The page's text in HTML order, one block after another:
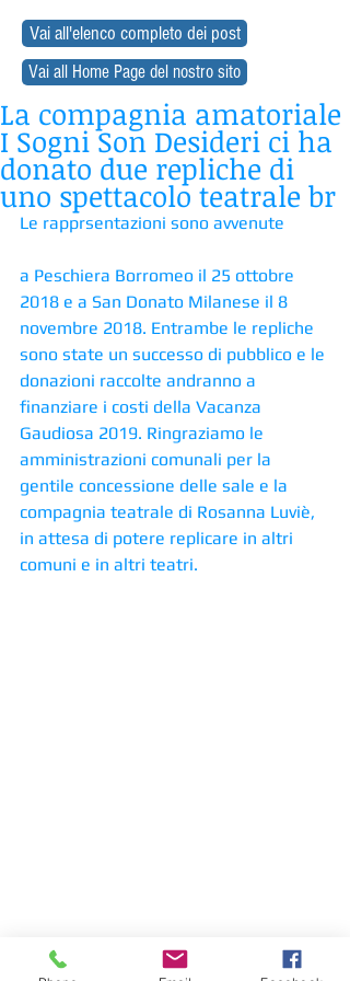
Vai all'elenco completo dei post
Vai all Home Page del nostro sito
La compagnia amatoriale
I Sogni Son Desideri ci ha
donato due repliche di
uno spettacolo teatrale br
Le rapprsentazioni sono avvenute
a Peschiera Borromeo il 25 ottobre
2018 e a San Donato Milanese il 8
novembre 2018. Entrambe le repliche
sono state un successo di pubblico e le
donazioni raccolte andranno a
finanziare i costi della Vacanza
Gaudiosa 2019. Ringraziamo le
amministrazioni comunali per la
gentile concessione delle sale e la
compagnia teatrale di Rosanna Luviè,
in attesa di potere replicare in altri
comuni e in altri teatri.